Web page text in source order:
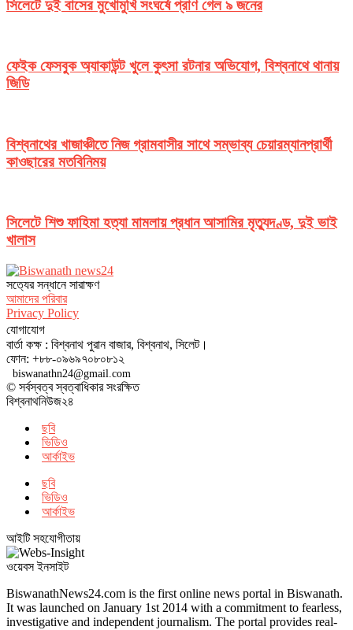
সিলেটে দুই বাসের মুখোমুখি সংঘর্ষে প্রাণ গেল ৯ জনের
ফেইক ফেসবুক অ্যাকাউন্ট খুলে কুৎসা রটনার অভিযোগ, বিশ্বনাথে থানায়
জিডি
বিশ্বনাথের খাজাঞ্চীতে নিজ গ্রামবাসীর সাথে সম্ভাব্য চেয়ারম্যানপ্রার্থী
কাওছারের মতবিনিময়
সিলেটে শিশু ফাহিমা হত্যা মামলায় প্রধান আসামির মৃত্যুদণ্ড, দুই ভাই
খালাস
সত‌্যের সন্ধানে সারাক্ষণ
আমাদের পরিবার
Privacy Policy
যোগাযোগ
বার্তা কক্ষ : বিশ্বনাথ পুরান বাজার, বিশ্বনাথ, সিলেট।
ফোন: +৮৮-০৯৬৯৭০৮০৮১২
biswanathn24@gmail.com
© সর্বস্বত্ব স্বত্বাধিকার সংরক্ষিত
বিশ্বনাথনিউজ২৪
ছবি
ভিডিও
আর্কাইভ
ছবি
ভিডিও
আর্কাইভ
আইটি সহযোগীতায়
ওয়েবস ইনসাইট
BiswanathNews24.com is the first online news portal in Biswanath.
It was launched on January 1st 2014 with a commitment to fearless,
investigative and independent journalism. The portal provides real-